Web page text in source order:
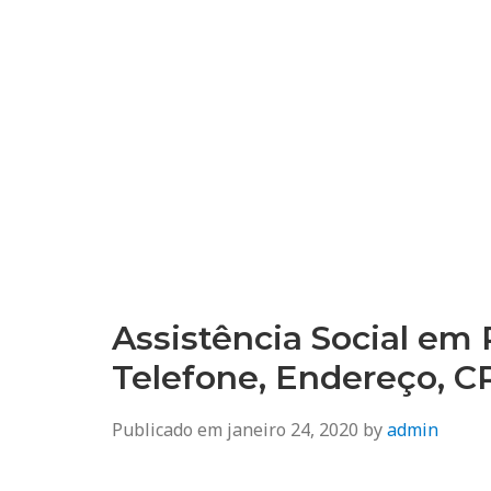
Assistência Social em
Telefone, Endereço,
Publicado em janeiro 24, 2020 byadmin